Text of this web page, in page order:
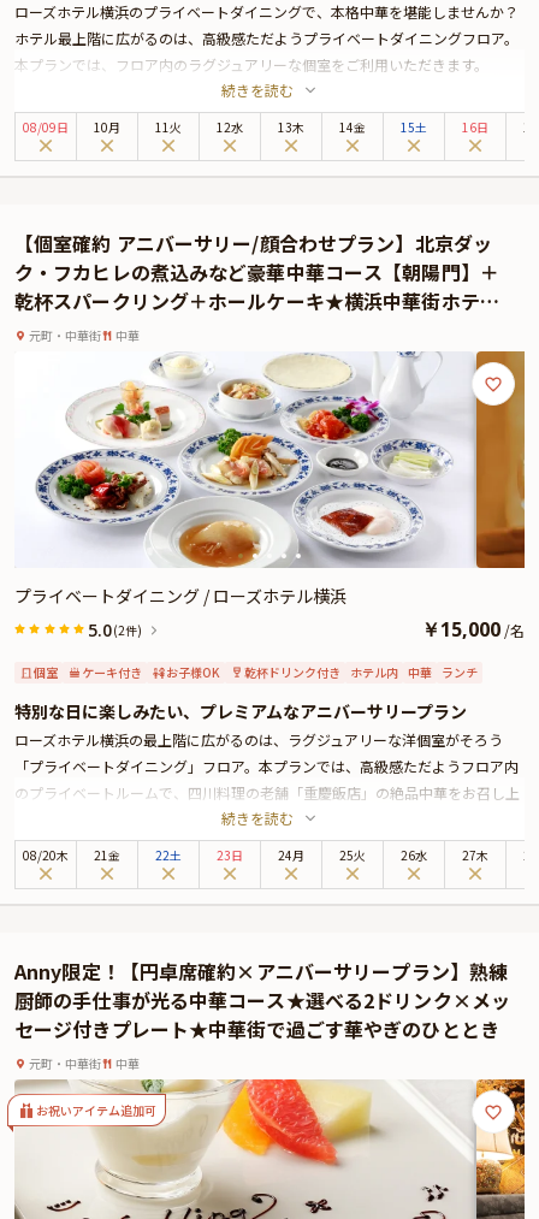
ローズホテル横浜のプライベートダイニングで、本格中華を堪能しませんか？
ホテル最上階に広がるのは、高級感ただようプライベートダイニングフロア。
本プランでは、フロア内のラグジュアリーな個室をご利用いただきます。
お召し上がりいただくのは、「重慶飯店」が誇る絶品中華コース。フカヒレス
ープやマーボー豆腐などホテルシェフが腕をふるう本格四川料理を、上質なお
部屋でゆっくりとご堪能いただきます。
続きを読む
08/09日 10月 11火 12水 13木 14金 15土 16日
【個室確約 アニバーサリー/顔合わせプラン】北京ダッ
ク・フカヒレの煮込みなど豪華中華コース【朝陽門】＋
乾杯スパークリング＋ホールケーキ★横浜中華街ホテル
内プライベートダイニング★
元町・中華街 中華
プライベートダイニング / ローズホテル横浜
5.0(2件) ￥15,000 /名
個室 ケーキ付き お子様OK 乾杯ドリンク付き ホテル内 中華 ランチ
特別な日に楽しみたい、プレミアムなアニバーサリープラン
ローズホテル横浜の最上階に広がるのは、ラグジュアリーな洋個室がそろう
「プライベートダイニング」フロア。本プランでは、高級感ただようフロア内
のプライベートルームで、四川料理の老舗「重慶飯店」の絶品中華をお召し上
お食事は、北京ダック・フカヒレなどの高級食材で仕上げた豪華コースをご用
意。お祝いの気持ちを込めて、ホテルシェフが腕をふるいます。
続きを読む
08/20木 21金 22土 23日 24月 25火 26水 27木
Anny限定！【円卓席確約×アニバーサリープラン】熟練
厨師の手仕事が光る中華コース★選べる2ドリンク×メッ
セージ付きプレート★中華街で過ごす華やぎのひととき
元町・中華街 中華
お祝いアイテム追加可